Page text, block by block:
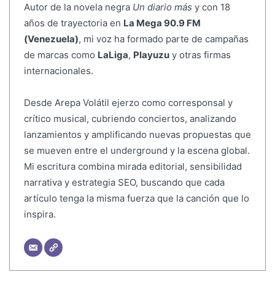
Autor de la novela negra Un diario más y con 18
años de trayectoria en La Mega 90.9 FM
(Venezuela), mi voz ha formado parte de campañas
de marcas como LaLiga, Playuzuy otras firmas
internacionales.
Desde Arepa Volátil ejerzo como corresponsal y
crítico musical, cubriendo conciertos, analizando
lanzamientos y amplificando nuevas propuestas que
se mueven entre el underground y la escena global.
Mi escritura combina mirada editorial, sensibilidad
narrativa y estrategia SEO, buscando que cada
artículo tenga la misma fuerza que la canción que lo
inspira.